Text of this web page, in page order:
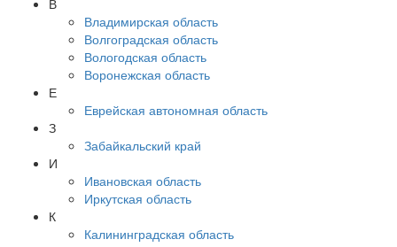
В
Владимирская область
Волгоградская область
Вологодская область
Воронежская область
Е
Еврейская автономная область
З
Забайкальский край
И
Ивановская область
Иркутская область
К
Калининградская область